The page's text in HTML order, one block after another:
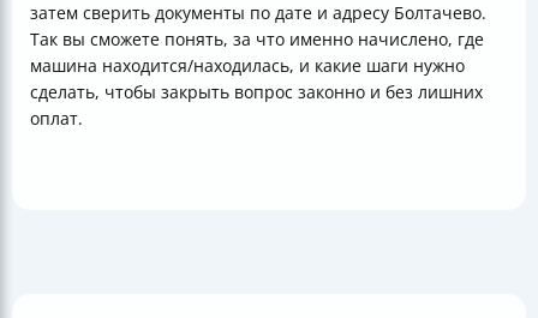
затем сверить документы по дате и адресу Болтачево.
Так вы сможете понять, за что именно начислено, где
машина находится/находилась, и какие шаги нужно
сделать, чтобы закрыть вопрос законно и без лишних
оплат.